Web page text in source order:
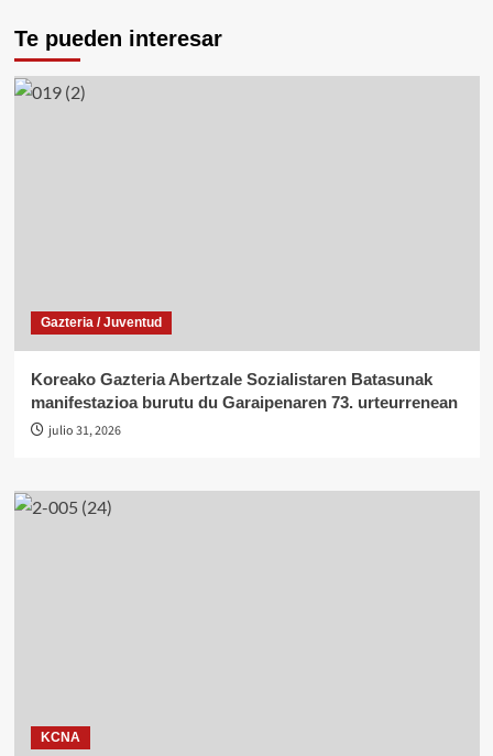
para
frenar
la
guerra
Te pueden interesar
Gazteria / Juventud
Koreako Gazteria Abertzale Sozialistaren Batasunak
manifestazioa burutu du Garaipenaren 73. urteurrenean
julio 31, 2026
KCNA